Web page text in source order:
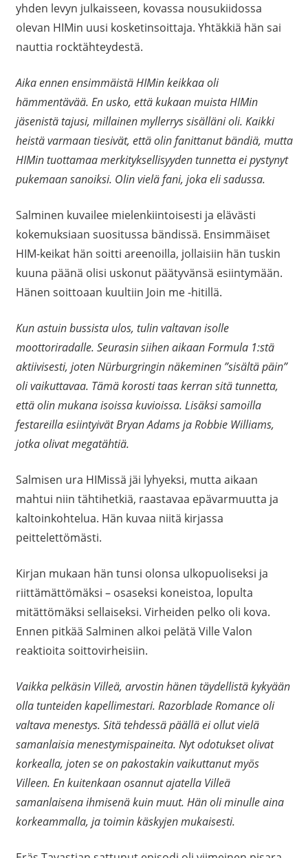
yhden levyn julkaisseen, kovassa nousukiidossa
olevan HIMin uusi kosketinsoittaja. Yhtäkkiä hän sai
nauttia rocktähteydestä.
Aika ennen ensimmäistä HIMin keikkaa oli
hämmentävää. En usko, että kukaan muista HIMin
jäsenistä tajusi, millainen myllerrys sisälläni oli. Kaikki
heistä varmaan tiesivät, että olin fanittanut bändiä, mutta
HIMin tuottamaa merkityksellisyyden tunnetta ei pystynyt
pukemaan sanoiksi. Olin vielä fani, joka eli sadussa.
Salminen kuvailee mielenkiintoisesti ja elävästi
kokemuksiaan suositussa bändissä. Ensimmäiset
HIM-keikat hän soitti areenoilla, jollaisiin hän tuskin
kuuna päänä olisi uskonut päätyvänsä esiintymään.
Hänen soittoaan kuultiin Join me -hitillä.
Kun astuin bussista ulos, tulin valtavan isolle
moottoriradalle. Seurasin siihen aikaan Formula 1:stä
aktiivisesti, joten Nürburgringin näkeminen ”sisältä päin”
oli vaikuttavaa. Tämä korosti taas kerran sitä tunnetta,
että olin mukana isoissa kuvioissa. Lisäksi samoilla
festareilla esiintyivät Bryan Adams ja Robbie Williams,
jotka olivat megatähtiä.
Salmisen ura HIMissä jäi lyhyeksi, mutta aikaan
mahtui niin tähtihetkiä, raastavaa epävarmuutta ja
kaltoinkohtelua. Hän kuvaa niitä kirjassa
peittelettömästi.
Kirjan mukaan hän tunsi olonsa ulkopuoliseksi ja
riittämättömäksi – osaseksi koneistoa, lopulta
mitättömäksi sellaiseksi. Virheiden pelko oli kova.
Ennen pitkää Salminen alkoi pelätä Ville Valon
reaktioita soittovirheisiin.
Vaikka pelkäsin Villeä, arvostin hänen täydellistä kykyään
olla tunteiden kapellimestari. Razorblade Romance oli
valtava menestys. Sitä tehdessä päällä ei ollut vielä
samanlaisia menestymispaineita. Nyt odotukset olivat
korkealla, joten se on pakostakin vaikuttanut myös
Villeen. En kuitenkaan osannut ajatella Villeä
samanlaisena ihmisenä kuin muut. Hän oli minulle aina
korkeammalla, ja toimin käskyjen mukaisesti.